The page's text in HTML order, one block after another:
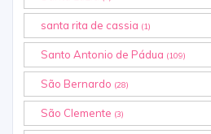
santa rita de cassia (1)
Santo Antonio de Pádua (109)
São Bernardo (28)
São Clemente (3)